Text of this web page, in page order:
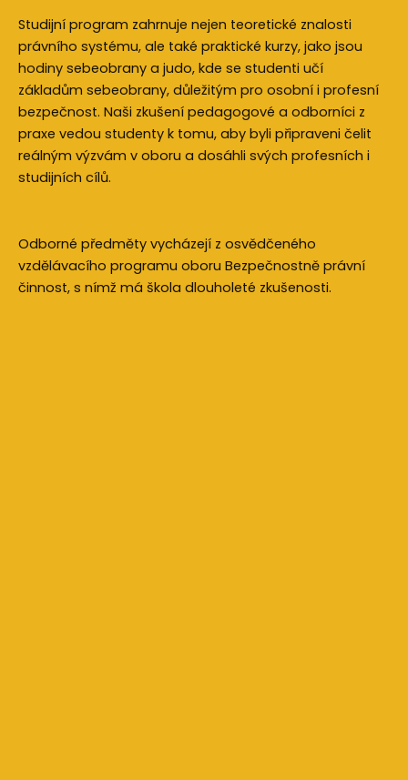
Studijní program zahrnuje nejen teoretické znalosti
právního systému, ale také praktické kurzy, jako jsou
hodiny sebeobrany a judo, kde se studenti učí
základům sebeobrany, důležitým pro osobní i profesní
bezpečnost. Naši zkušení pedagogové a odborníci z
praxe vedou studenty k tomu, aby byli připraveni čelit
reálným výzvám v oboru a dosáhli svých profesních i
studijních cílů.
Odborné předměty vycházejí z osvědčeného
vzdělávacího programu oboru Bezpečnostně právní
činnost, s nímž má škola dlouholeté zkušenosti.